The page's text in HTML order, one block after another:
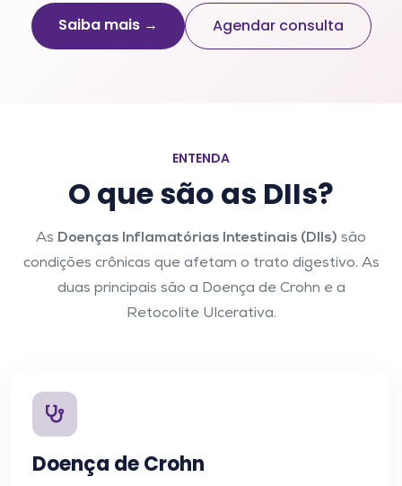
Saiba mais → Agendar consulta
ENTENDA
O que são as DIIs?
As Doenças Inflamatórias Intestinais (DIIs) são
condições crônicas que afetam o trato digestivo. As
duas principais são a Doença de Crohn e a
Retocolite Ulcerativa.
Doença de Crohn